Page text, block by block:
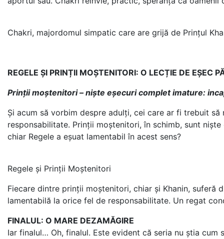
Chakri, majordomul simpatic care are grijă de Prințul
REGELE ȘI PRINȚII MOȘTENITORI: O LECȚIE DE EȘEC
Prinții moștenitori – niște eșecuri complet imature:
Și acum să vorbim despre adulți, cei care ar fi trebuit
responsabilitate. Prinții moștenitori, în schimb, sunt
chiar Regele a eșuat lamentabil în acest sens?
Regele și Prinții Moștenitori
Fiecare dintre prinții moștenitori, chiar și Khanin, suferă
lamentabilă la orice fel de responsabilitate. Un regat
FINALUL: O MARE DEZAMĂGIRE
Iar finalul… Oh, finalul. Este evident că seria nu știa